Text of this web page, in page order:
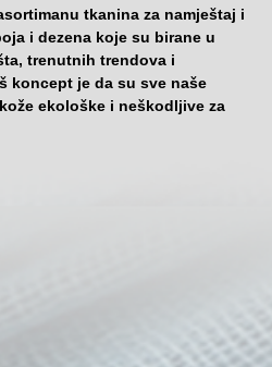
tkanina za namještaj i
i dezena koje su birane u
trenutnih trendova i
koncept je da su sve naše
ekološke i neškodljive za